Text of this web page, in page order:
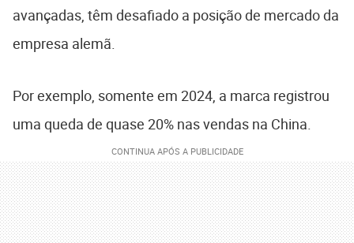
avançadas, têm desafiado a posição de mercado da
empresa alemã.
Por exemplo, somente em 2024, a marca registrou
uma queda de quase 20% nas vendas na China.